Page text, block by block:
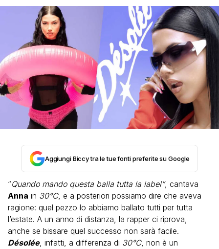
Aggiungi Biccy tra le tue fonti preferite su Google
“Quando mando questa balla tutta la label”, cantava
Anna in 30°C, e a posteriori possiamo dire che aveva
ragione: quel pezzo lo abbiamo ballato tutti per tutta
l’estate. A un anno di distanza, la rapper ci riprova,
anche se bissare quel successo non sarà facile.
Désolée, infatti, a differenza di 30°C, non è un